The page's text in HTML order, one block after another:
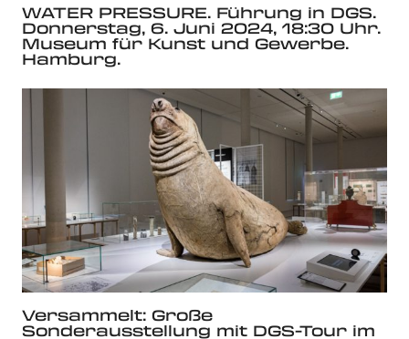
WATER PRESSURE. Führung in DGS.
Donnerstag, 6. Juni 2024, 18:30 Uhr.
Museum für Kunst und Gewerbe.
Hamburg.
Versammelt: Große
Sonderausstellung mit DGS-Tour im